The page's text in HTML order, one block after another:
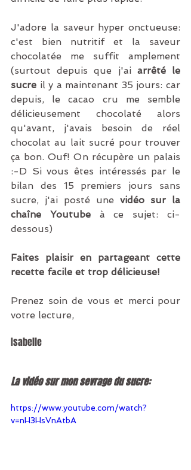
J'adore la saveur hyper onctueuse:
c'est bien nutritif et la saveur
chocolatée me suffit amplement
(surtout depuis que j'ai arrêté le
sucre il y a maintenant 35 jours: car
depuis, le cacao cru me semble
délicieusement chocolaté alors
qu'avant, j'avais besoin de réel
chocolat au lait sucré pour trouver
ça bon. Ouf! On récupère un palais
:-D Si vous êtes intéressés par le
bilan des 15 premiers jours sans
sucre, j'ai posté une vidéo sur la
chaîne Youtube à ce sujet: ci-
dessous)
Faites plaisir en partageant cette
recette facile et trop délicieuse!
Prenez soin de vous et merci pour
votre lecture,
Isabelle
La vidéo sur mon sevrage du sucre:
https://www.youtube.com/watch?
v=nH3HsVnAtbA